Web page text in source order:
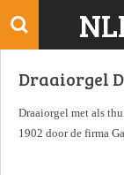
Ga
deDraaiorgel
Draaiorgel met als
1902 door de firma